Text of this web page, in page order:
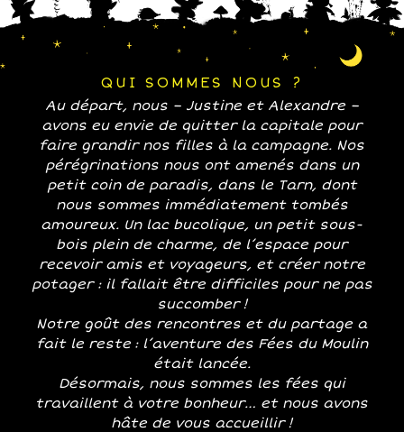
QUI SOMMES NOUS ?
Au départ, nous – Justine et Alexandre –
avons eu envie de quitter la capitale pour
faire grandir nos filles à la campagne. Nos
pérégrinations nous ont amenés dans un
petit coin de paradis, dans le Tarn, dont
nous sommes immédiatement tombés
amoureux. Un lac bucolique, un petit sous-
bois plein de charme, de l’espace pour
recevoir amis et voyageurs, et créer notre
potager : il fallait être difficiles pour ne pas
succomber !
Notre goût des rencontres et du partage a
fait le reste : l’aventure des Fées du Moulin
était lancée.
Désormais, nous sommes les fées qui
travaillent à votre bonheur… et nous avons
hâte de vous accueillir !